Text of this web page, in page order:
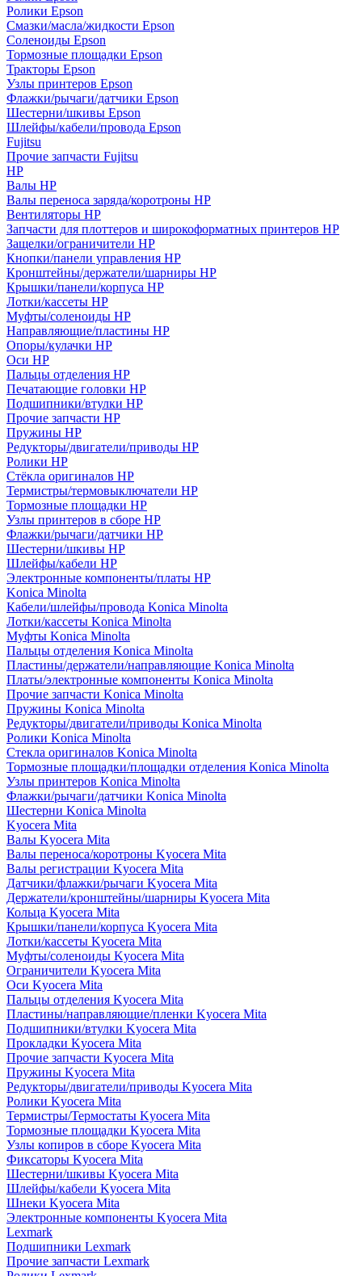
Ролики Epson
Смазки/масла/жидкости Epson
Соленоиды Epson
Тормозные площадки Epson
Тракторы Epson
Узлы принтеров Epson
Флажки/рычаги/датчики Epson
Шестерни/шкивы Epson
Шлейфы/кабели/провода Epson
Fujitsu
Прочие запчасти Fujitsu
HP
Валы HP
Валы переноса заряда/коротроны HP
Вентиляторы HP
Запчасти для плоттеров и широкоформатных принтеров HP
Защелки/ограничители HP
Кнопки/панели управления HP
Кронштейны/держатели/шарниры HP
Крышки/панели/корпуса HP
Лотки/кассеты HP
Муфты/соленоиды HP
Направляющие/пластины HP
Опоры/кулачки HP
Оси HP
Пальцы отделения HP
Печатающие головки HP
Подшипники/втулки HP
Прочие запчасти HP
Пружины HP
Редукторы/двигатели/приводы HP
Ролики HP
Стёкла оригиналов HP
Термистры/термовыключатели HP
Тормозные площадки HP
Узлы принтеров в сборе HP
Флажки/рычаги/датчики HP
Шестерни/шкивы HP
Шлейфы/кабели HP
Электронные компоненты/платы HP
Konica Minolta
Кабели/шлейфы/провода Konica Minolta
Лотки/кассеты Konica Minolta
Муфты Konica Minolta
Пальцы отделения Konica Minolta
Пластины/держатели/направляющие Konica Minolta
Платы/электронные компоненты Konica Minolta
Прочие запчасти Konica Minolta
Пружины Konica Minolta
Редукторы/двигатели/приводы Konica Minolta
Ролики Konica Minolta
Стекла оригиналов Konica Minolta
Тормозные площадки/площадки отделения Konica Minolta
Узлы принтеров Konica Minolta
Флажки/рычаги/датчики Konica Minolta
Шестерни Konica Minolta
Kyocera Mita
Валы Kyocera Mita
Валы переноса/коротроны Kyocera Mita
Валы регистрации Kyocera Mita
Датчики/флажки/рычаги Kyocera Mita
Держатели/кронштейны/шарниры Kyocera Mita
Кольца Kyocera Mita
Крышки/панели/корпуса Kyocera Mita
Лотки/кассеты Kyocera Mita
Муфты/соленоиды Kyocera Mita
Ограничители Kyocera Mita
Оси Kyocera Mita
Пальцы отделения Kyocera Mita
Пластины/направляющие/пленки Kyocera Mita
Подшипники/втулки Kyocera Mita
Прокладки Kyocera Mita
Прочие запчасти Kyocera Mita
Пружины Kyocera Mita
Редукторы/двигатели/приводы Kyocera Mita
Ролики Kyocera Mita
Термистры/Термостаты Kyocera Mita
Тормозные площадки Kyocera Mita
Узлы копиров в сборе Kyocera Mita
Фиксаторы Kyocera Mita
Шестерни/шкивы Kyocera Mita
Шлейфы/кабели Kyocera Mita
Шнеки Kyocera Mita
Электронные компоненты Kyocera Mita
Lexmark
Подшипники Lexmark
Прочие запчасти Lexmark